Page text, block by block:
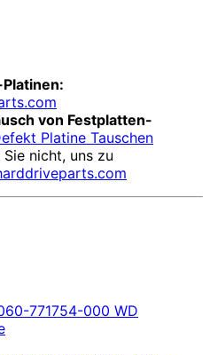
von Festplatten-
Platine Tauschen
nicht, uns zu
771754-000 WD